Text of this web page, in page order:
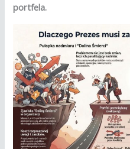
portfela.